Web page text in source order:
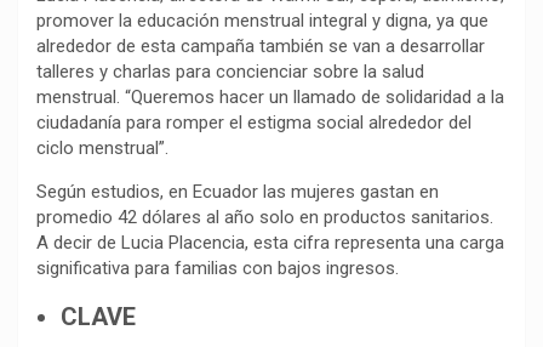
promover la educación menstrual integral y digna, ya que
alrededor de esta campaña también se van a desarrollar
talleres y charlas para concienciar sobre la salud
menstrual. “Queremos hacer un llamado de solidaridad a la
ciudadanía para romper el estigma social alrededor del
ciclo menstrual”.
Según estudios, en Ecuador las mujeres gastan en
promedio 42 dólares al año solo en productos sanitarios.
A decir de Lucia Placencia, esta cifra representa una carga
significativa para familias con bajos ingresos.
CLAVE